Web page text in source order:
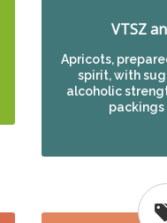
VTSZ
Apricots,
spirit, with
alcoholic
packings